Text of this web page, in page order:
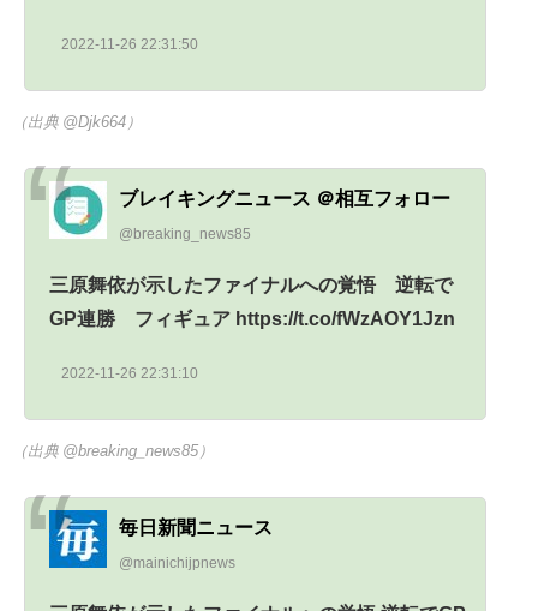
2022-11-26 22:31:50
（出典 @Djk664）
ブレイキングニュース ＠相互フォロー
@breaking_news85
三原舞依が示したファイナルへの覚悟 逆転で
GP連勝 フィギュア https://t.co/fWzAOY1Jzn
2022-11-26 22:31:10
（出典 @breaking_news85）
毎日新聞ニュース
@mainichijpnews